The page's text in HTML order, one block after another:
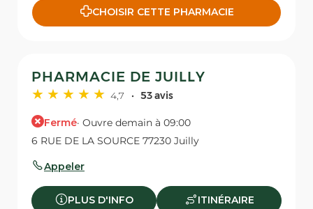
CHOISIR CETTE PHARMACIE
PHARMACIE DE JUILLY
4,7 53 avis
Fermé· Ouvre demain à 09:00
6 RUE DE LA SOURCE 77230 Juilly
Appeler
PLUS D'INFO ITINÉRAIRE